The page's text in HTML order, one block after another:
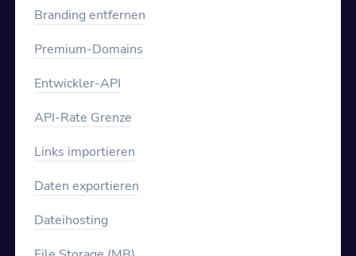
Branding entfernen
Premium-Domains
Entwickler-API
API-Rate Grenze
Links importieren
Daten exportieren
Dateihosting